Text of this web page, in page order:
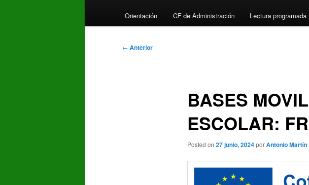
Orientación CF de Administración Lectura programada
Navegación
← Anterior
BASES
ESCOLAR:
Posted on 27 junio, 2024porAntonio Martín